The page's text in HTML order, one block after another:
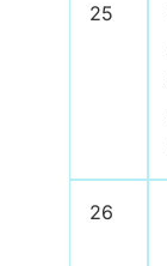
25
26